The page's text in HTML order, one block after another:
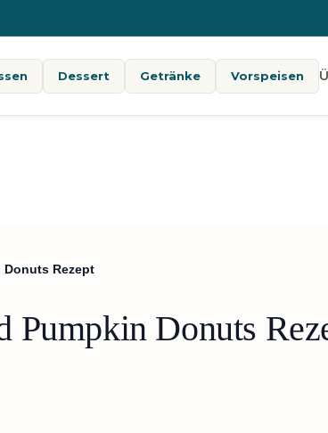
Dessert Getränke Vorspeisen
Donuts Rezept
Pumpkin Donuts